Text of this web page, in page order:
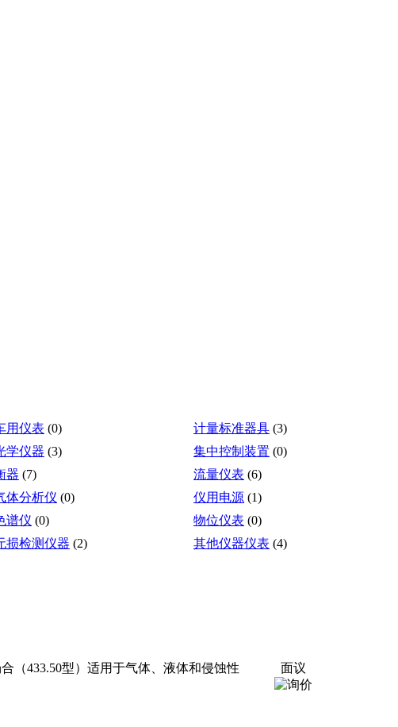
用仪表 (0) 计量标准器具 (3)
学仪器 (3) 集中控制装置 (0)
器 (7) 流量仪表 (6)
体分析仪 (0) 仪用电源 (1)
谱仪 (0) 物位仪表 (0)
损检测仪器 (2) 其他仪器仪表 (4)
（433.50型）适用于气体、液体和侵蚀性
面议